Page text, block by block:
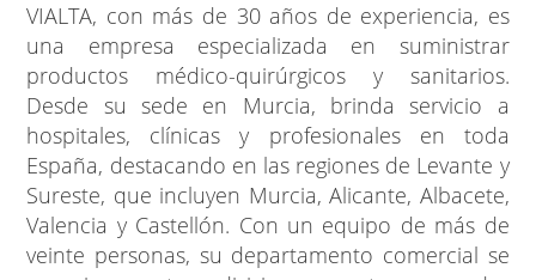
VIALTA, con más de 30 años de experiencia, es
una empresa especializada en suministrar
productos médico-quirúrgicos y sanitarios.
Desde su sede en Murcia, brinda servicio a
hospitales, clínicas y profesionales en toda
España, destacando en las regiones de Levante y
Sureste, que incluyen Murcia, Alicante, Albacete,
Valencia y Castellón. Con un equipo de más de
veinte personas, su departamento comercial se